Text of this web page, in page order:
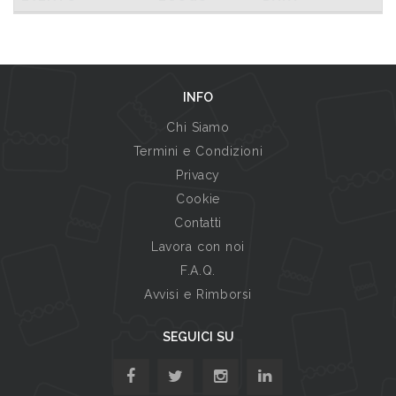
INFO
Chi Siamo
Termini e Condizioni
Privacy
Cookie
Contatti
Lavora con noi
F.A.Q.
Avvisi e Rimborsi
SEGUICI SU